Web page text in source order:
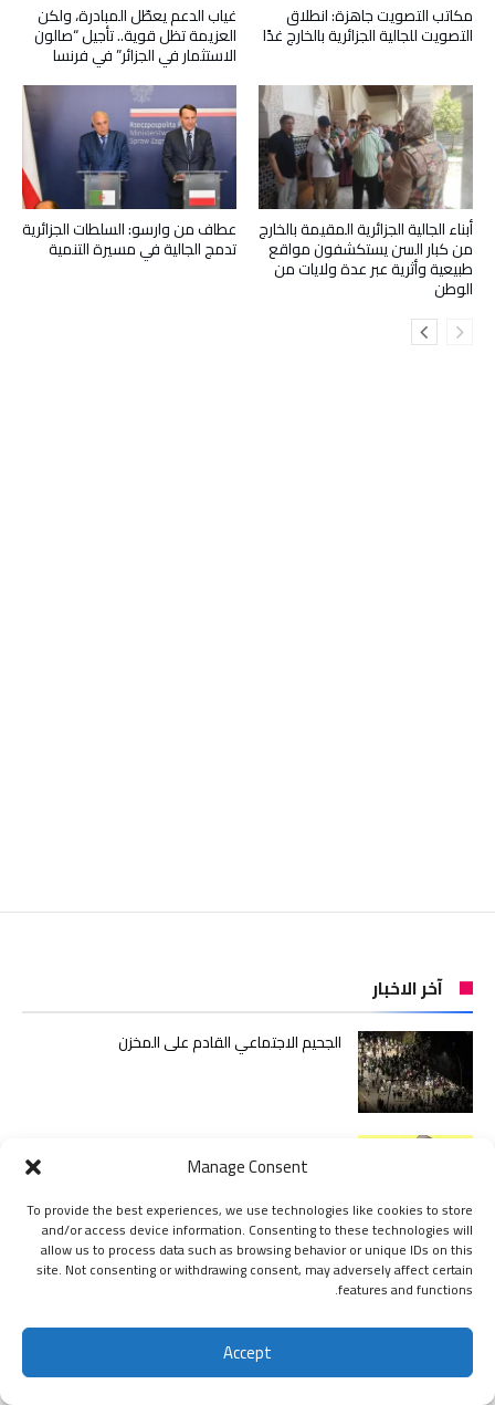
Manage Consent
To provide the best experiences, we use technologies like cookies to store
and/or access device information. Consenting to these technologies will
allow us to process data such as browsing behavior or unique IDs on this
site. Not consenting or withdrawing consent, may adversely affect certain
features and functions.
Accept
غياب الدعم يعطّل المبادرة، ولكن
العزيمة تظل قوية.. تأجيل “صالون
الاستثمار في الجزائر” في فرنسا
مكاتب التصويت جاهزة: انطلاق
التصويت للجالية الجزائرية بالخارج غدًا
عطاف من وارسو: السلطات الجزائرية
تدمج الجالية في مسيرة التنمية
أبناء الجالية الجزائرية المقيمة بالخارج
من كبار السن يستكشفون مواقع
طبيعية وأثرية عبر عدة ولايات من
الوطن
آخر الاخبار
الجحيم الاجتماعي القادم على المخزن
أي أحاديث ستُدرَّس لأطفال الجزائر؟
إقرأ أيضا